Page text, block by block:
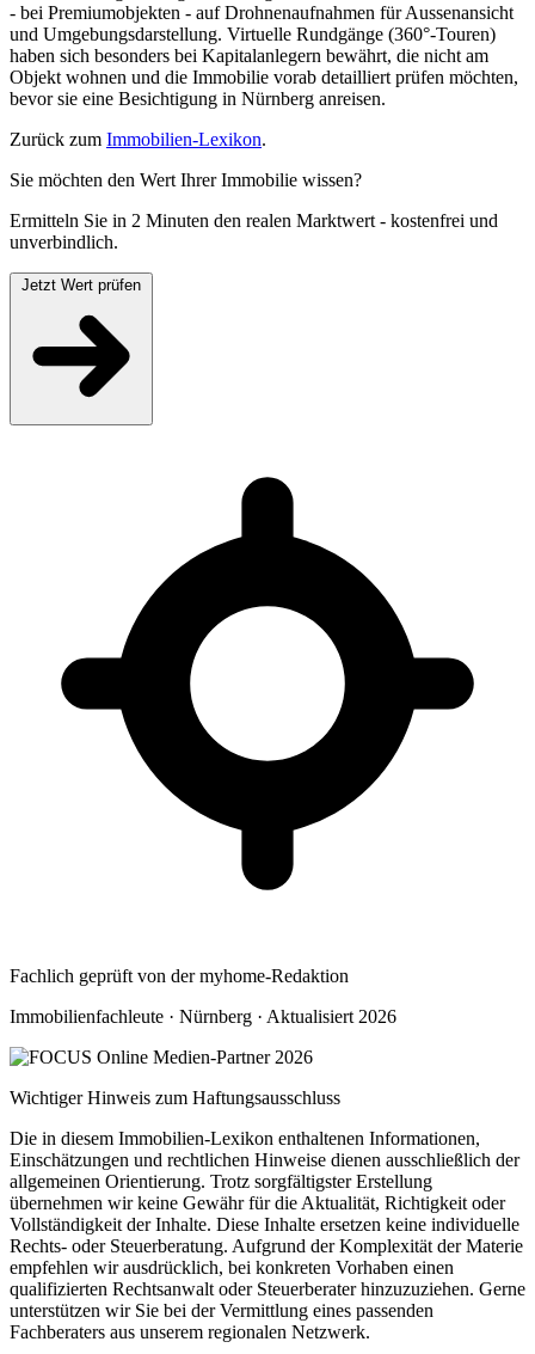
- bei Premiumobjekten - auf Drohnenaufnahmen für Aussenansicht
und Umgebungsdarstellung. Virtuelle Rundgänge (360°-Touren)
haben sich besonders bei Kapitalanlegern bewährt, die nicht am
Objekt wohnen und die Immobilie vorab detailliert prüfen möchten,
bevor sie eine Besichtigung in Nürnberg anreisen.
Zurück zum Immobilien-Lexikon.
Sie möchten den Wert Ihrer Immobilie wissen?
Ermitteln Sie in 2 Minuten den realen Marktwert - kostenfrei und
unverbindlich.
Fachlich geprüft von der myhome-Redaktion
Immobilienfachleute · Nürnberg · Aktualisiert 2026
Wichtiger Hinweis zum Haftungsausschluss
Die in diesem Immobilien-Lexikon enthaltenen Informationen,
Einschätzungen und rechtlichen Hinweise dienen ausschließlich der
allgemeinen Orientierung. Trotz sorgfältigster Erstellung
übernehmen wir keine Gewähr für die Aktualität, Richtigkeit oder
Vollständigkeit der Inhalte. Diese Inhalte ersetzen keine individuelle
Rechts- oder Steuerberatung. Aufgrund der Komplexität der Materie
empfehlen wir ausdrücklich, bei konkreten Vorhaben einen
qualifizierten Rechtsanwalt oder Steuerberater hinzuzuziehen. Gerne
unterstützen wir Sie bei der Vermittlung eines passenden
Fachberaters aus unserem regionalen Netzwerk.